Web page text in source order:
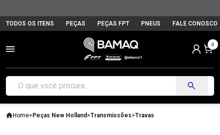
TODOS OS ITENS PEÇAS PEÇAS FPT PNEUS FALE CONOSCO
0
Home>Peças New Holland >Transmissões>Travas